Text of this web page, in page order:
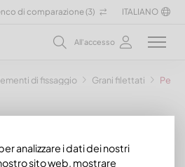
di comparazione (3) ITALIANO
All'accesso
di fissaggio Grani filettati
analizzare i dati dei nostri
sito web, mostrare